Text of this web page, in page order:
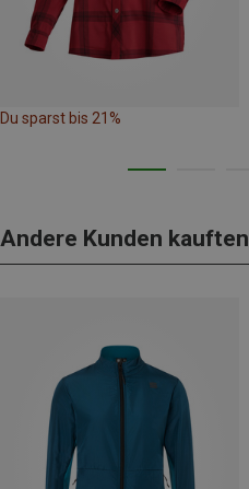
Du sparst bis 21%
Andere Kunden